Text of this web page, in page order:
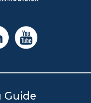
Guide